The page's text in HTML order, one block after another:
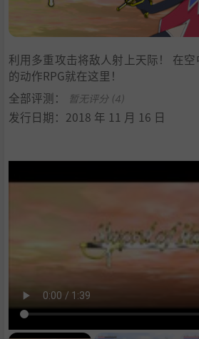
利用多重攻击将敌人射上天际！ 在
的动作RPG就在这里！
全部评测：
暂无评分 (4)
发行日期：2018 年 11 月 16 日